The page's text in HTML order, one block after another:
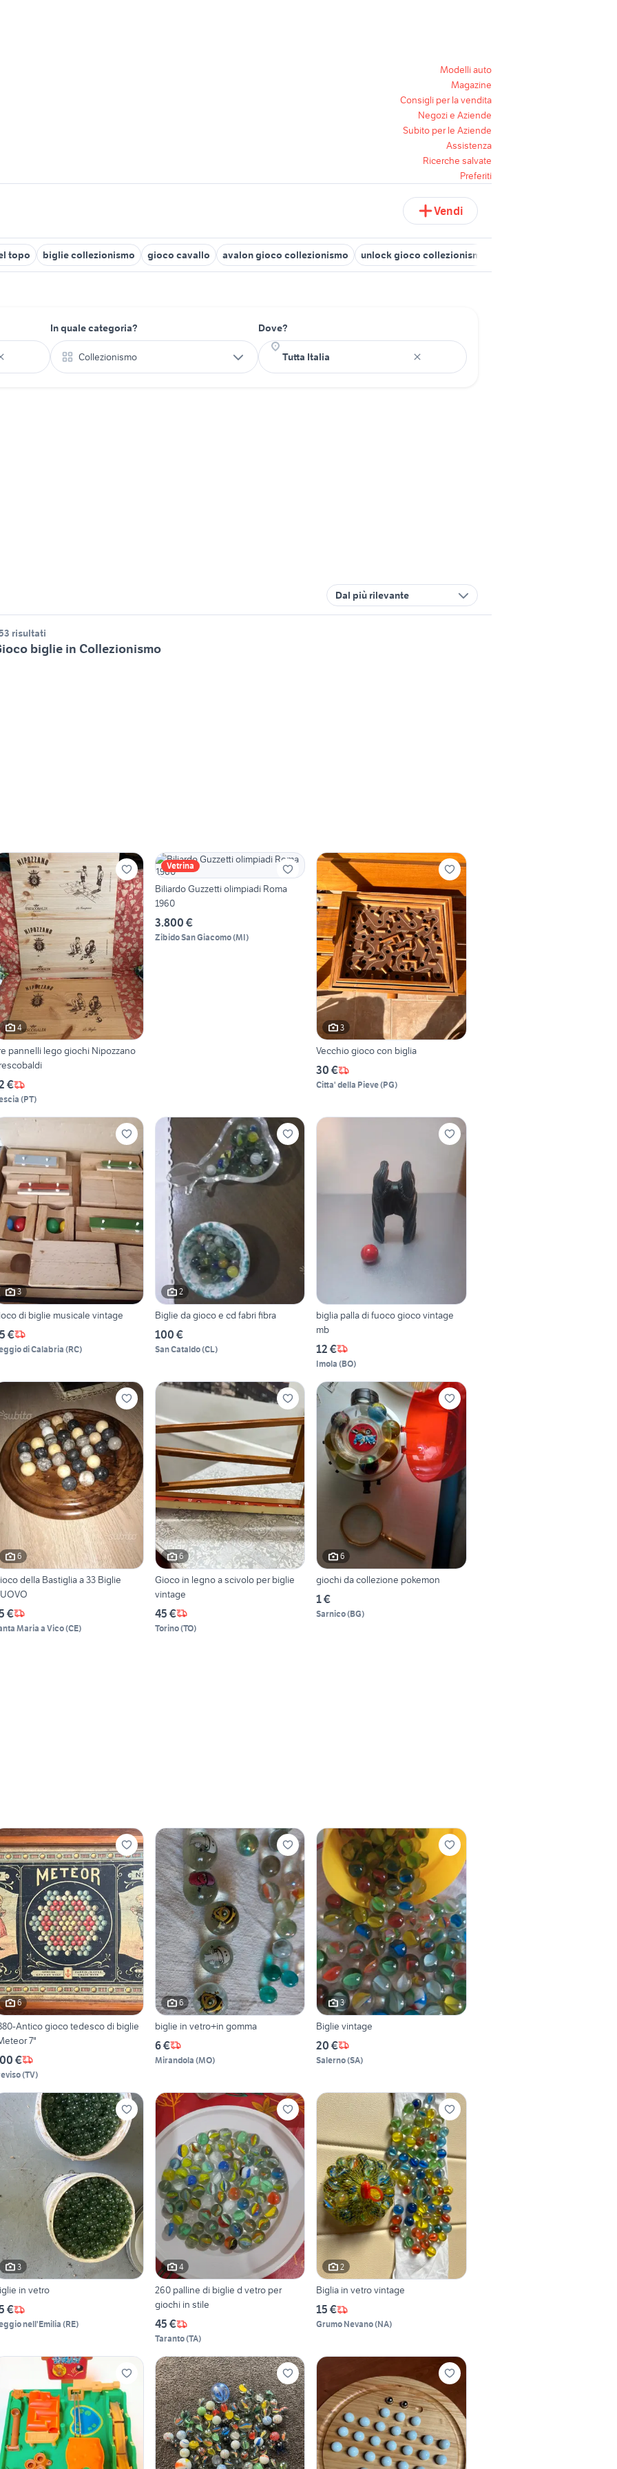
Modelli auto
Magazine
Consigli per la vendita
Negozi e Aziende
Subito per le Aziende
Assistenza
Ricerche salvate
Preferiti
Vendi
topo biglie collezionismo gioco cavallo avalon gioco collezionismo unlock gioco collezionismo
In quale categoria?
Collezionismo
Dove?
Dal più rilevante
risultati
biglie in Collezionismo
4
pannelli lego giochi Nipozzano
€
(PT)
Vetrina
Biliardo Guzzetti olimpiadi Roma
1960
3.800 €
Zibido San Giacomo(MI)
3
Vecchio gioco con biglia
30 €
Citta' della Pieve(PG)
3
di biglie musicale vintage
€
di Calabria (RC)
2
Biglie da gioco e cd fabri fibra
100 €
San Cataldo(CL)
biglia palla di fuoco gioco vintage
mb
12 €
Imola (BO)
6
della Bastiglia a 33 Biglie
€
Maria a Vico(CE)
6
Gioco in legno a scivolo per biglie
vintage
45 €
Torino(TO)
6
giochi da collezione pokemon
1 €
Sarnico(BG)
6
Antico gioco tedesco di biglie
7"
€
(TV)
6
biglie in vetro+in gomma
6 €
Mirandola (MO)
3
Biglie vintage
20 €
Salerno(SA)
3
in vetro
€
nell'Emilia (RE)
4
260 palline di biglie d vetro per
giochi in stile
45 €
Taranto(TA)
2
Biglia in vetro vintage
15 €
Grumo Nevano(NA)